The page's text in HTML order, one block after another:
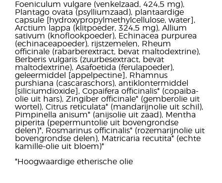
Foeniculum vulgare (venkelzaad, 424,5 mg),
Plantago ovata (psylliumzaad), plantaardige
capsule [hydroxypropylmethylcellulose, water],
Arctium lappa (klitpoeder, 324,5 mg), Allium
sativum (knoflookpoeder), Echinacea purpurea
(echinaceapoeder), rijstzemelen, Rheum
officinale (rabarberextract, bevat maltodextrine),
Berberis vulgaris (zuurbesextract, bevat
maltodextrine), Asafoetida (ferulapoeder),
geleermiddel [appelpectine], Rhamnus
purshiana (cascaraschors), antiklontermiddel
[siliciumdioxide], Copaifera officinalis* (copaiba-
olie uit hars), Zingiber officinale* (gemberolie uit
wortel), Citrus reticulata* (mandarijnolie uit schil),
Pimpinella anisum* (anijsolie uit zaad), Mentha
piperita (pepermuntolie uit bovengrondse
delen)*, Rosmarinus officinalis* (rozemarijnolie uit
bovengrondse delen), Matricaria recutita* (echte
kamille-olie uit bloem)*
*Hoogwaardige etherische olie